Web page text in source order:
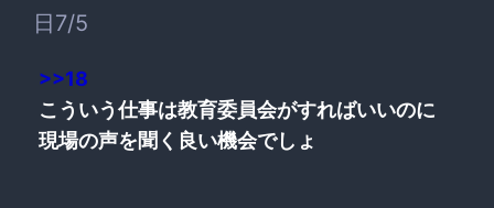
日7/5
>>18
こういう仕事は教育委員会がすればいいのに
現場の声を聞く良い機会でしょ